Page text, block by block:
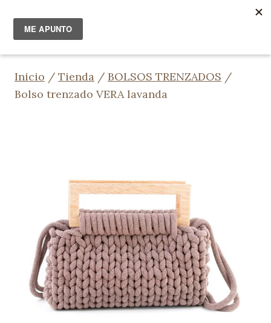
contenido
Inicio / Tienda / BOLSOS TRENZADOS /
Bolso trenzado VERA lavanda